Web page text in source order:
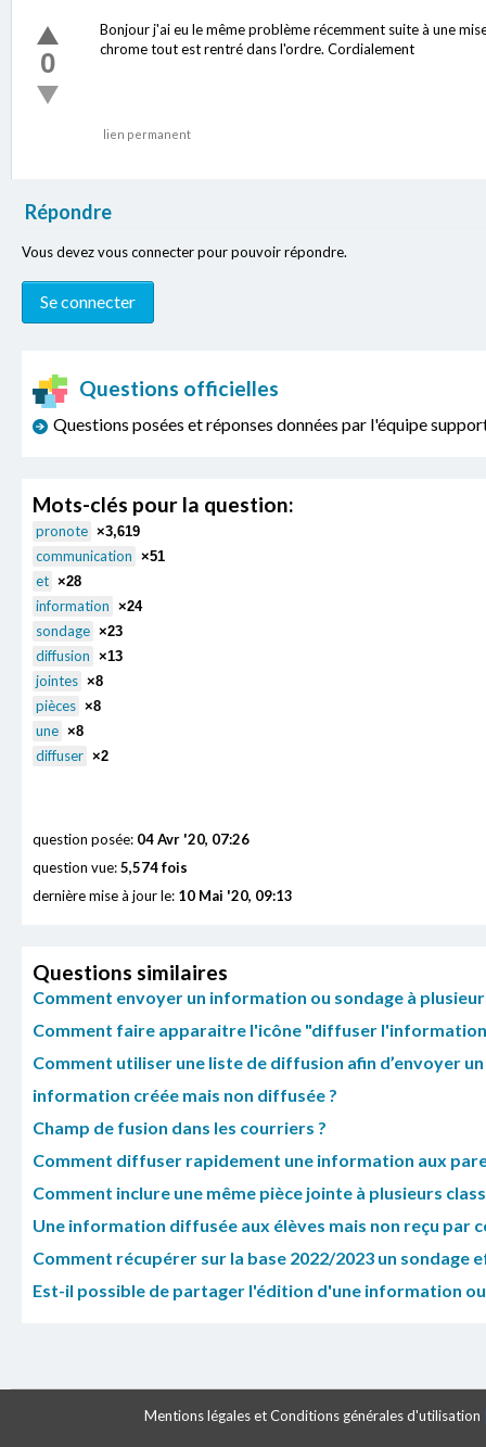
0
Bonjour j'ai eu le même problème récemment suite à une
chrome tout est rentré dans l'ordre. Cordialement
lien permanent
Répondre
Vous devez vous connecter pour pouvoir répondre.
Questions officielles
Questions posées et réponses données par l'équipe
Mots-clés pour la question:
pronote ×3,619
communication ×51
et ×28
information ×24
sondage ×23
diffusion ×13
jointes ×8
pièces ×8
une ×8
diffuser ×2
question posée: 04 Avr '20, 07:26
question vue:5,574 fois
dernière mise à jour le: 10 Mai '20, 09:13
Questions similaires
Comment envoyer un information ou sondage à
Comment faire apparaitre l'icône "diffuser
Comment utiliser une liste de diffusion afin d’envoyer un
information créée mais non diffusée ?
Champ de fusion dans les courriers ?
Comment diffuser rapidement une information aux
Comment inclure une même pièce jointe à plusieurs
Une information diffusée aux élèves mais non reçu par
Comment récupérer sur la base 2022/2023 un sondage
Est-il possible de partager l'édition d'une information ou
Mentions légales et Conditions générales d'utilisation